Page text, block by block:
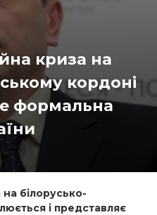
криза на
кордоні
формальна
білорусько-
і представляє